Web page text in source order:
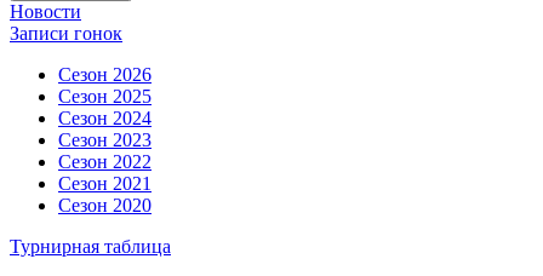
Новости
Записи гонок
Сезон 2026
Сезон 2025
Сезон 2024
Сезон 2023
Сезон 2022
Сезон 2021
Сезон 2020
Турнирная таблица